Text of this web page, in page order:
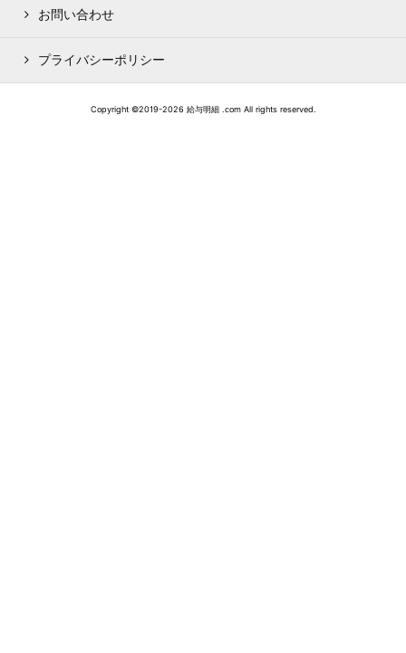
お問い合わせ
プライバシーポリシー
Copyright ©2019-2026 給与明細 .com All rights reserved.